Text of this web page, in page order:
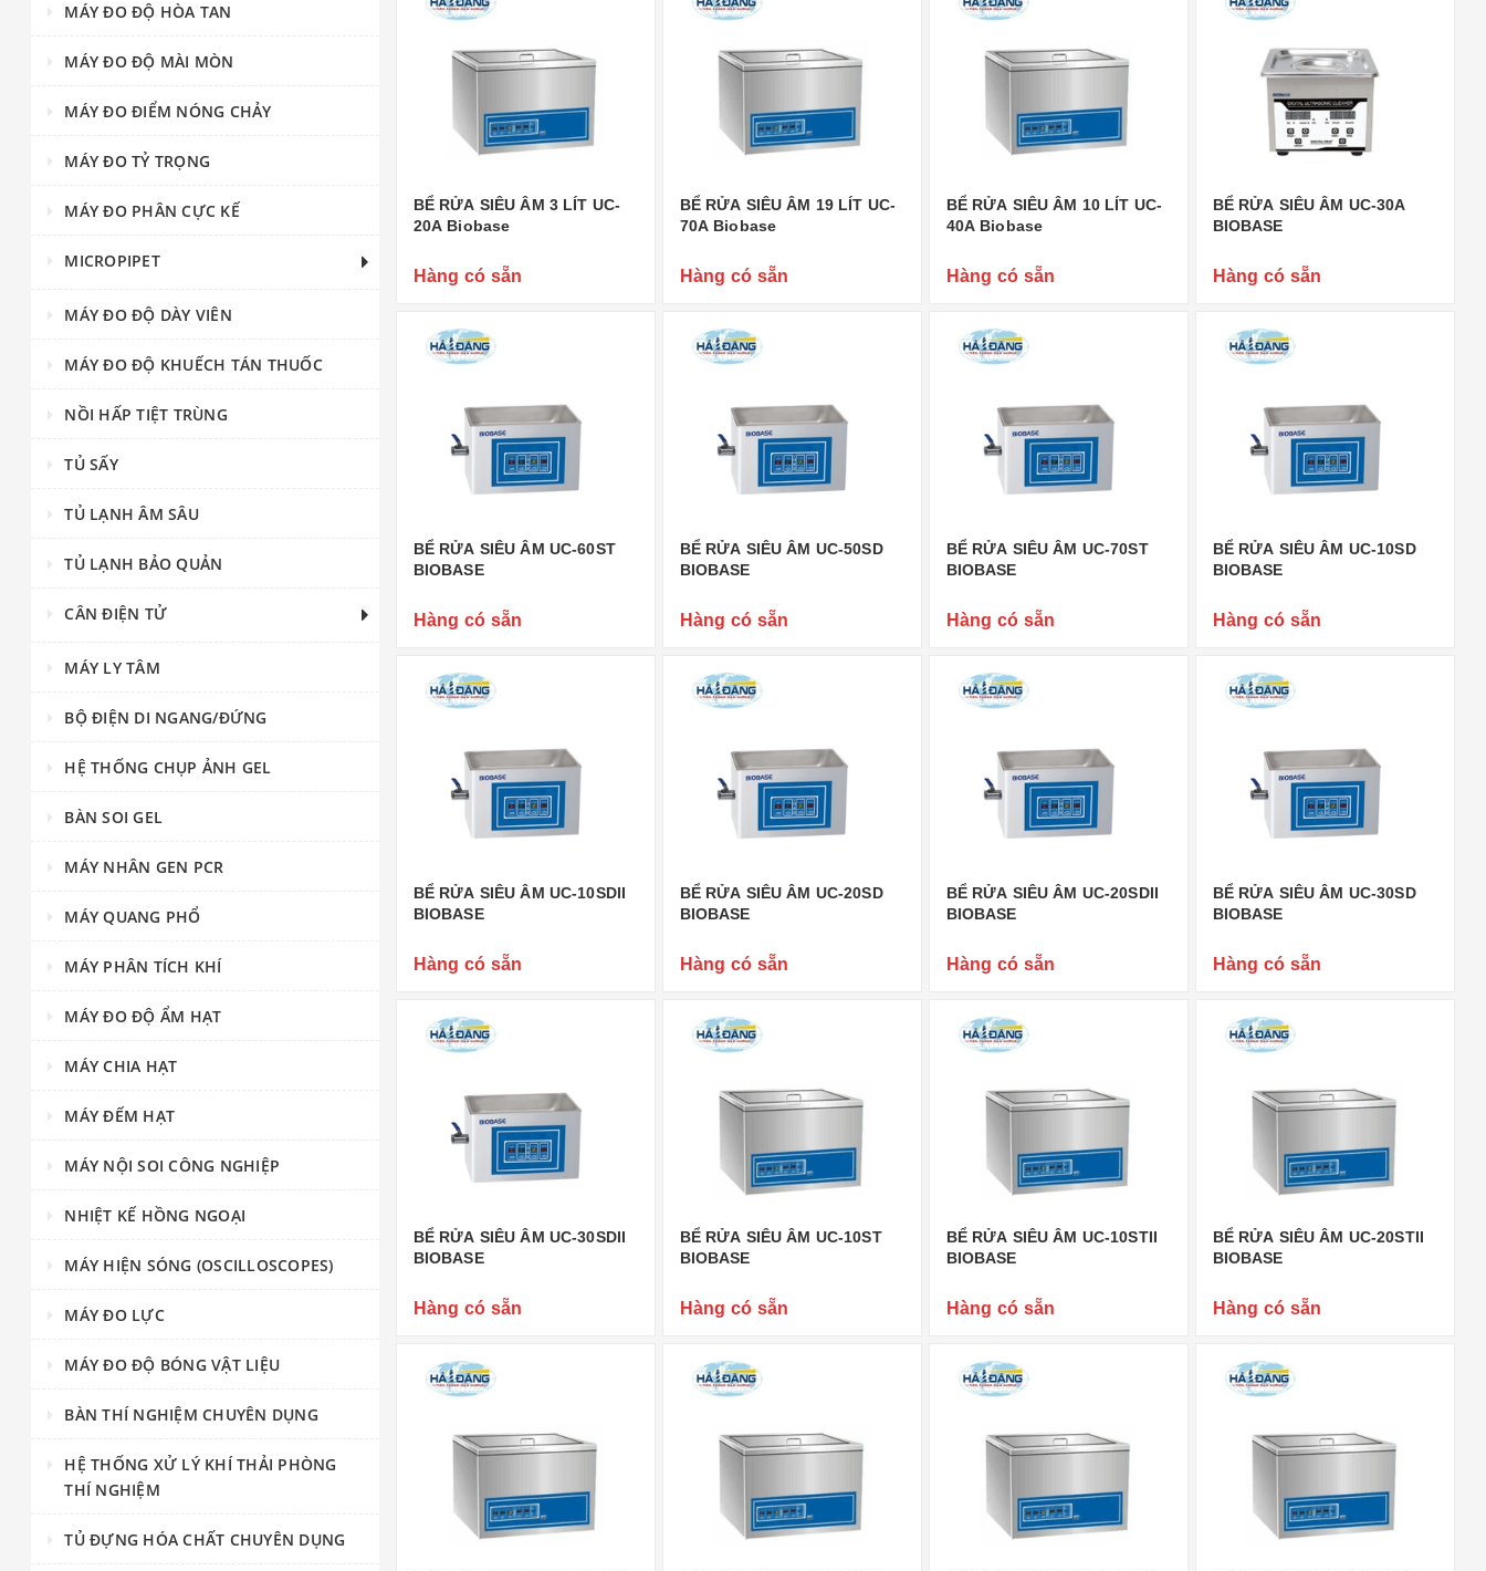
BỂ RỬA SIÊU ÂM 3 LÍT UC-
20A Biobase
Hàng có sẵn
BỂ RỬA SIÊU ÂM 19 LÍT UC-
70A Biobase
Hàng có sẵn
BỂ RỬA SIÊU ÂM 10 LÍT UC-
40A Biobase
Hàng có sẵn
BỂ RỬA SIÊU ÂM UC-30A
BIOBASE
Hàng có sẵn
BỂ RỬA SIÊU ÂM UC-60ST
BIOBASE
Hàng có sẵn
BỂ RỬA SIÊU ÂM UC-50SD
BIOBASE
Hàng có sẵn
BỂ RỬA SIÊU ÂM UC-70ST
BIOBASE
Hàng có sẵn
BỂ RỬA SIÊU ÂM UC-10SD
BIOBASE
Hàng có sẵn
BỂ RỬA SIÊU ÂM UC-10SDII
BIOBASE
Hàng có sẵn
BỂ RỬA SIÊU ÂM UC-20SD
BIOBASE
Hàng có sẵn
BỂ RỬA SIÊU ÂM UC-20SDII
BIOBASE
Hàng có sẵn
BỂ RỬA SIÊU ÂM UC-30SD
BIOBASE
Hàng có sẵn
BỂ RỬA SIÊU ÂM UC-30SDII
BIOBASE
Hàng có sẵn
BỂ RỬA SIÊU ÂM UC-10ST
BIOBASE
Hàng có sẵn
BỂ RỬA SIÊU ÂM UC-10STII
BIOBASE
Hàng có sẵn
BỂ RỬA SIÊU ÂM UC-20STII
BIOBASE
Hàng có sẵn
MÁY ĐO ĐỘ HÒA TAN
MÁY ĐO ĐỘ MÀI MÒN
MÁY ĐO ĐIỂM NÓNG CHẢY
MÁY ĐO TỶ TRỌNG
MÁY ĐO PHÂN CỰC KẾ
MICROPIPET
MÁY ĐO ĐỘ DÀY VIÊN
MÁY ĐO ĐỘ KHUẾCH TÁN THUỐC
NỒI HẤP TIỆT TRÙNG
TỦ SẤY
TỦ LẠNH ÂM SÂU
TỦ LẠNH BẢO QUẢN
CÂN ĐIỆN TỬ
MÁY LY TÂM
BỘ ĐIỆN DI NGANG/ĐỨNG
HỆ THỐNG CHỤP ẢNH GEL
BÀN SOI GEL
MÁY NHÂN GEN PCR
MÁY QUANG PHỔ
MÁY PHÂN TÍCH KHÍ
MÁY ĐO ĐỘ ẨM HẠT
MÁY CHIA HẠT
MÁY ĐẾM HẠT
MÁY NỘI SOI CÔNG NGHIỆP
NHIỆT KẾ HỒNG NGOẠI
MÁY HIỆN SÓNG (OSCILLOSCOPES)
MÁY ĐO LỰC
MÁY ĐO ĐỘ BÓNG VẬT LIỆU
BÀN THÍ NGHIỆM CHUYÊN DỤNG
HỆ THỐNG XỬ LÝ KHÍ THẢI PHÒNG
THÍ NGHIỆM
TỦ ĐỰNG HÓA CHẤT CHUYÊN DỤNG